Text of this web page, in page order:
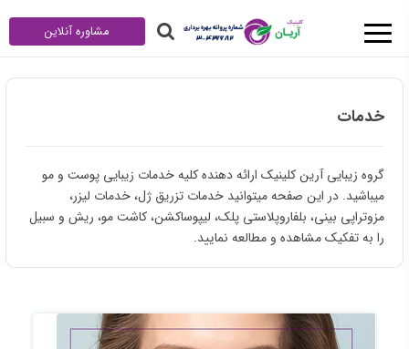
مشاوره آنلاین
خدمات
گروه زیبایی آرین کلینیک ارائه دهنده کلیه خدمات زیبایی پوست و مو
میباشید. در این صفحه میتوانید خدمات تزریق ژل، خدمات لیزر،
مزوتراپی بینی، بلفاروپلاستی پلک، لیپوساکشن، کاشت مو، ریش و سبیل
را به تفکیک مشاهده و مطالعه نمایید.